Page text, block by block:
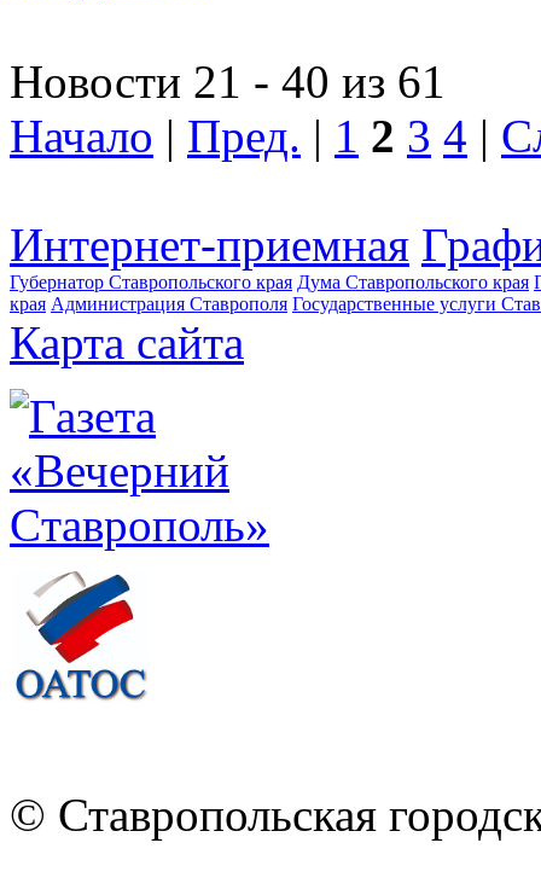
Новости 21 - 40 из 61
Начало | Пред. | 1 2 3 4 |
Интернет-приемная
Губернатор Ставропольского края Дума Ставропольского края
края Администрация Ставрополя Государственные услуги
Карта сайта
© Ставропольская